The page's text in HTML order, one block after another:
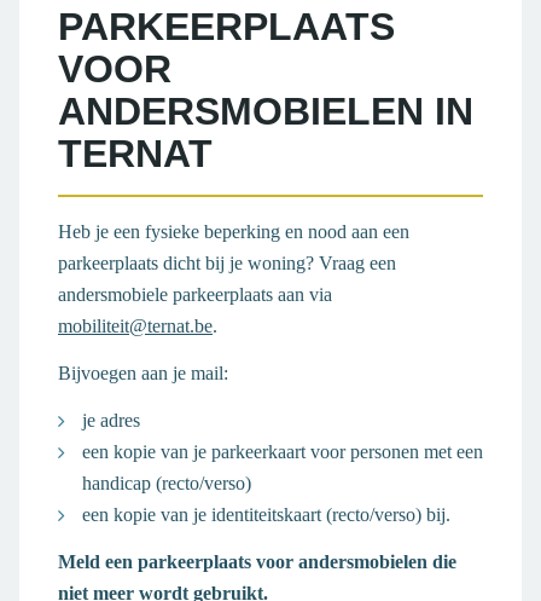
PARKEERPLAATS
VOOR
ANDERSMOBIELEN IN
TERNAT
Heb je een fysieke beperking en nood aan een
parkeerplaats dicht bij je woning? Vraag een
andersmobiele parkeerplaats aan via
mobiliteit@ternat.be.
Bijvoegen aan je mail:
je adres
een kopie van je parkeerkaart voor personen met een
handicap (recto/verso)
een kopie van je identiteitskaart (recto/verso) bij.
Meld een parkeerplaats voor andersmobielen die
niet meer wordt gebruikt.